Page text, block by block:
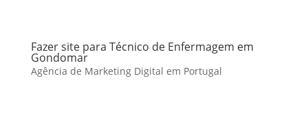
Fazer site para Técnico de Enfermagem em
Gondomar
Agência de Marketing Digital em Portugal